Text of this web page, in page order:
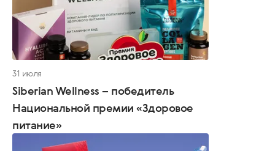
31 июля
Siberian Wellness – победитель
Национальной премии «Здоровое
питание»